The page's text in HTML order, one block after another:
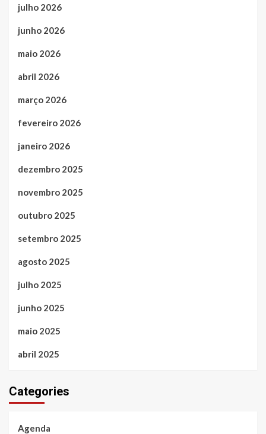
julho 2026
junho 2026
maio 2026
abril 2026
março 2026
fevereiro 2026
janeiro 2026
dezembro 2025
novembro 2025
outubro 2025
setembro 2025
agosto 2025
julho 2025
junho 2025
maio 2025
abril 2025
Categories
Agenda